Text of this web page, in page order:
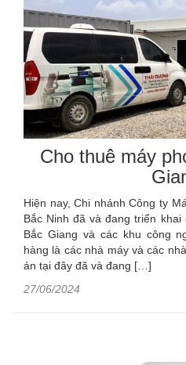
Cho thuê máy
Hiện nay, Chi nhánh Công ty
Bắc Ninh đã và đang triển
Bắc Giang và các khu công
hàng là các nhà máy và các
án tại đây đã và đang […]
27/06/2024